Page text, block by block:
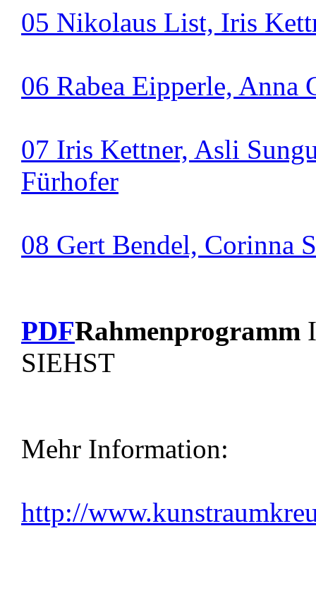
05 Nikolaus List, Iris
06 Rabea Eipperle, Anna
07 Iris Kettner, Asli
Fürhofer
08 Gert Bendel, Corinna
PDFRahmenprogramm
SIEHST
Mehr Information:
http://